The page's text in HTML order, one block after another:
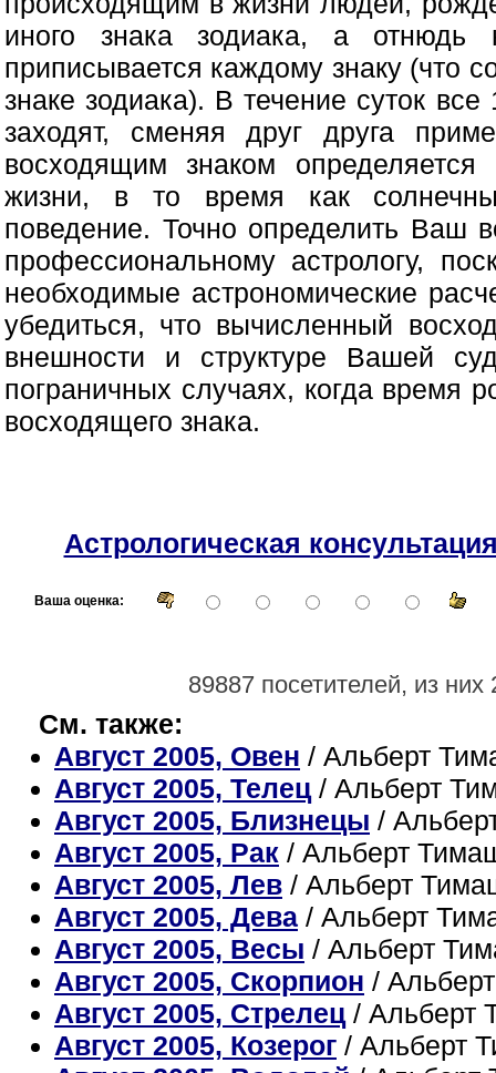
иного знака зодиака, а
приписывается каждому знаку (что
знаке зодиака). В течение суток
заходят, сменяя друг друга
восходящим знаком
жизни, в то время как
поведение. Точно определить Ваш
профессиональному астрологу,
необходимые астрономические
убедиться, что вычисленный
внешности и структуре Вашей
пограничных случаях, когда время
восходящего знака.
Астрологическая
Ваша оценка:
89887 посетителей, из
См. также:
Август 2005, Овен / Альберт
Август 2005, Телец/ Альберт
Август 2005, Близнецы /
Август 2005, Рак / Альберт
Август 2005, Лев / Альберт
Август 2005, Дева / Альберт
Август 2005, Весы / Альберт
Август 2005, Скорпион /
Август 2005, Стрелец/ Альберт
Август 2005, Козерог / Альберт